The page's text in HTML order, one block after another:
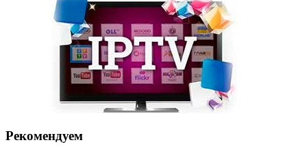
Рекомендуем